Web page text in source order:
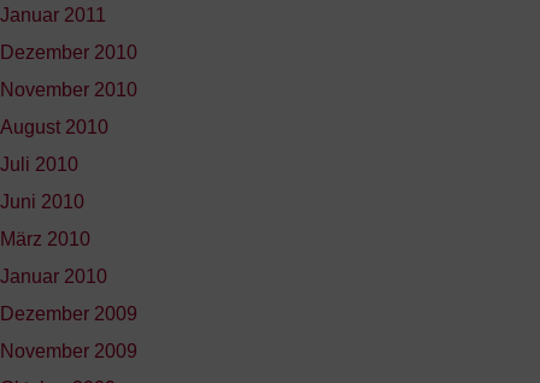
Januar 2011
Dezember 2010
November 2010
August 2010
Juli 2010
Juni 2010
März 2010
Januar 2010
Dezember 2009
November 2009